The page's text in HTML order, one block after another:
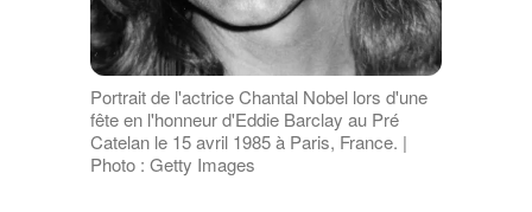
Portrait de l'actrice Chantal Nobel lors d'une
fête en l'honneur d'Eddie Barclay au Pré
Catelan le 15 avril 1985 à Paris, France. |
Photo : Getty Images